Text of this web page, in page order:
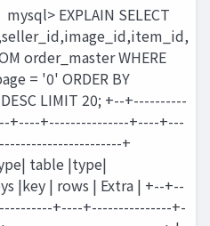
mysql> EXPLAIN SELECT
order_master WHERE
= '0' ORDER BY
LIMIT 20; +--+----------
+----+---------------+----+---
+
table |type|
|key | rows | Extra | +--+--
+----+---------------+-